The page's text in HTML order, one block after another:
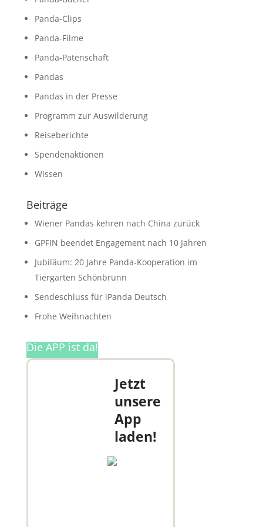
Panda-Clips
Panda-Filme
Panda-Patenschaft
Pandas
Pandas in der Presse
Programm zur Auswilderung
Reiseberichte
Spendenaktionen
Wissen
Beiträge
Wiener Pandas kehren nach China zurück
GPFIN beendet Engagement nach 10 Jahren
Jubiläum: 20 Jahre Panda-Kooperation im
Tiergarten Schönbrunn
Sendeschluss für iPanda Deutsch
Frohe Weihnachten
Die APP ist da!
Jetzt
unsere
App
laden!